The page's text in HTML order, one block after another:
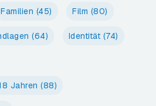
Familien (45) Film (80)
(64) Identität (74)
Jahren (88)